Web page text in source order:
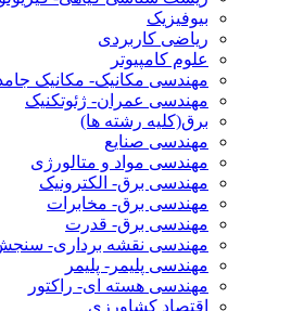
بیوفیزیک
ریاضی کاربردی
علوم کامپیوتر
مهندسی مکانیک- مکانیک
مهندسی عمران- ژئوتکنیک
برق(کلیه رشته ها)
مهندسی صنایع
مهندسی مواد و متالورژی
مهندسی برق- الکترونیک
مهندسی برق- مخابرات
مهندسی برق- قدرت
مهندسی نقشه برداری- سنجش
مهندسی پلیمر- پلیمر
مهندسی هسته ای- راکتور
اقتصاد کشاورزی